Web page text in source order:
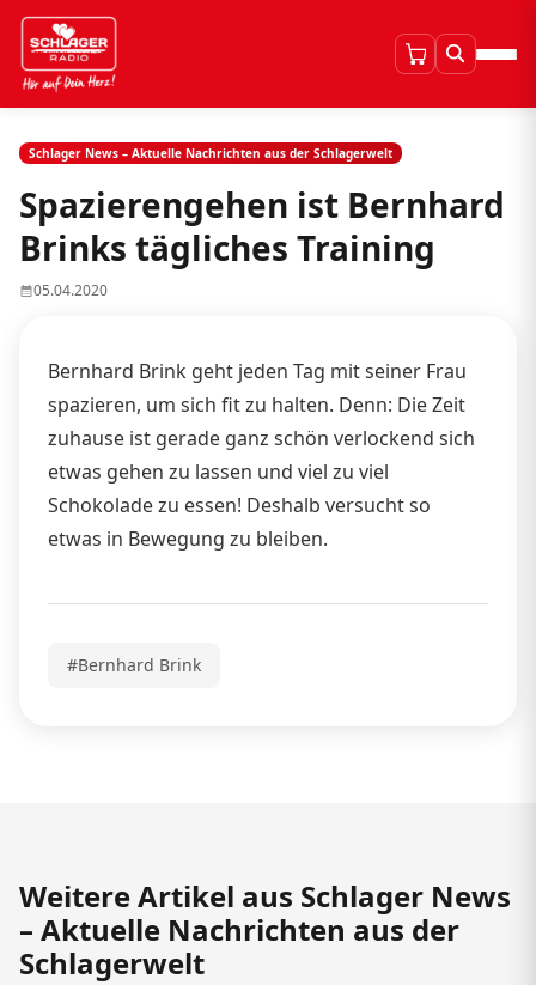
Schlager News – Aktuelle Nachrichten aus der Schlagerwelt
Spazierengehen ist Bernhard
Brinks tägliches Training
05.04.2020
Bernhard Brink geht jeden Tag mit seiner Frau
spazieren, um sich fit zu halten. Denn: Die Zeit
zuhause ist gerade ganz schön verlockend sich
etwas gehen zu lassen und viel zu viel
Schokolade zu essen! Deshalb versucht so
etwas in Bewegung zu bleiben.
#Bernhard Brink
Weitere Artikel aus Schlager News
– Aktuelle Nachrichten aus der
Schlagerwelt